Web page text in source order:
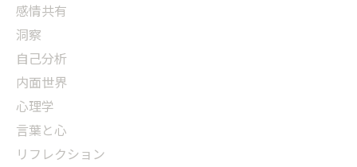
感情共有
洞察
自己分析
内面世界
心理学
言葉と心
リフレクション